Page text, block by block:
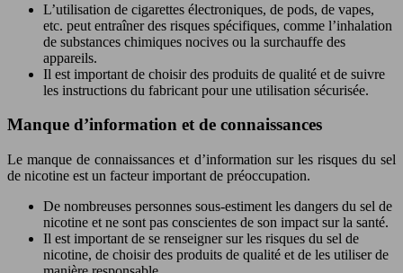
L’utilisation de cigarettes électroniques, de pods, de vapes,
etc. peut entraîner des risques spécifiques, comme l’inhalation
de substances chimiques nocives ou la surchauffe des
appareils.
Il est important de choisir des produits de qualité et de suivre
les instructions du fabricant pour une utilisation sécurisée.
Manque d’information et de connaissances
Le manque de connaissances et d’information sur les risques du sel
de nicotine est un facteur important de préoccupation.
De nombreuses personnes sous-estiment les dangers du sel de
nicotine et ne sont pas conscientes de son impact sur la santé.
Il est important de se renseigner sur les risques du sel de
nicotine, de choisir des produits de qualité et de les utiliser de